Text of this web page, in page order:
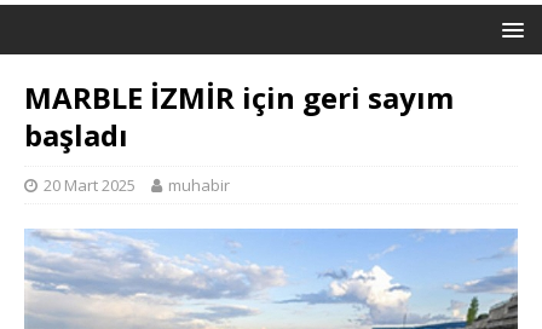
MARBLE İZMİR için geri sayım
başladı
20 Mart 2025 muhabir